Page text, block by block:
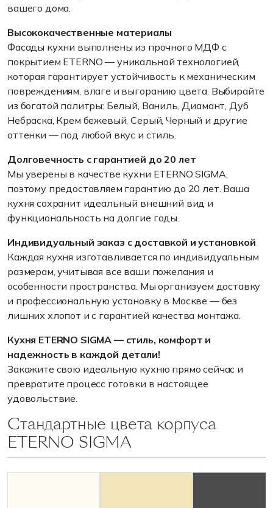
вашего дома.
Высококачественные материалы
Фасады кухни выполнены из прочного МДФ с
покрытием ETERNO — уникальной технологией,
которая гарантирует устойчивость к механическим
повреждениям, влаге и выгоранию цвета. Выбирайте
из богатой палитры: Белый, Ваниль, Диамант, Дуб
Небраска, Крем бежевый, Серый, Черный и другие
оттенки — под любой вкус и стиль.
Долговечность с гарантией до 20 лет
Мы уверены в качестве кухни ETERNO SIGMA,
поэтому предоставляем гарантию до 20 лет. Ваша
кухня сохранит идеальный внешний вид и
функциональность на долгие годы.
Индивидуальный заказ с доставкой и установкой
Каждая кухня изготавливается по индивидуальным
размерам, учитывая все ваши пожелания и
особенности пространства. Мы организуем доставку
и профессиональную установку в Москве — без
лишних хлопот и с гарантией качества монтажа.
Кухня ETERNO SIGMA — стиль, комфорт и
надежность в каждой детали!
Закажите свою идеальную кухню прямо сейчас и
превратите процесс готовки в настоящее
удовольствие.
Стандартные цвета корпуса
ETERNO SIGMA